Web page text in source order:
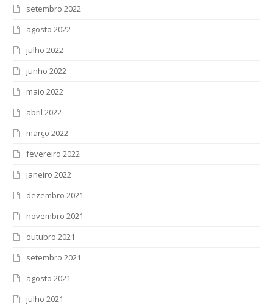
setembro 2022
agosto 2022
julho 2022
junho 2022
maio 2022
abril 2022
março 2022
fevereiro 2022
janeiro 2022
dezembro 2021
novembro 2021
outubro 2021
setembro 2021
agosto 2021
julho 2021